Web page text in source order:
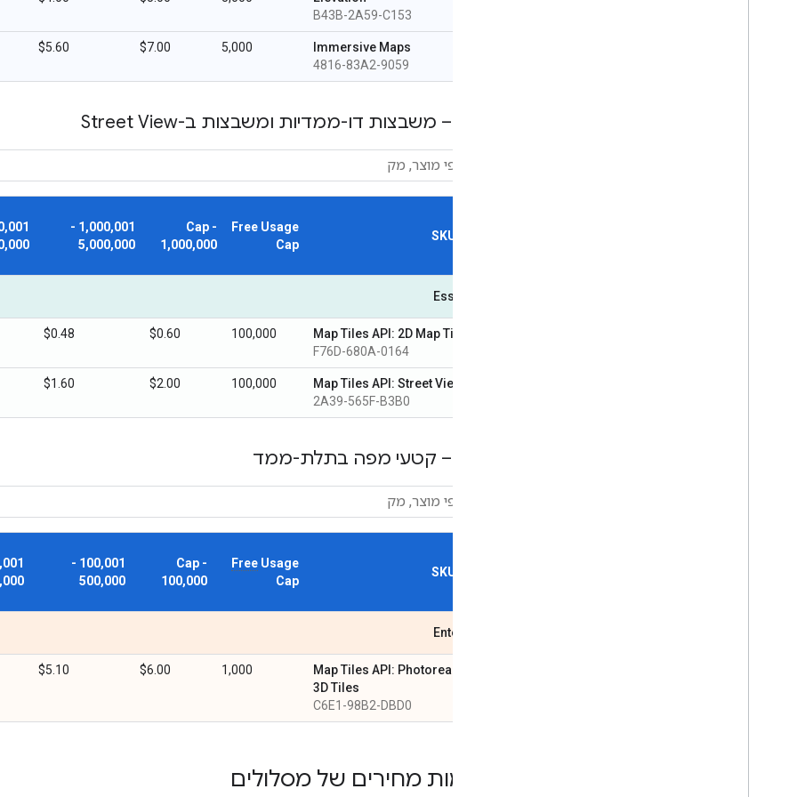
B43B-2A59-C153
Immersive Maps
4816-83A2-9059
5,000
$7.00
$5.60
מפות – משבצות דו-ממדיות ומשבצות ב-Street View
SKU Name
Free Usage
Cap
Cap -
1,000,000
1,000,001 -
5,000,000
Essentials
Map Tiles API: 2D Map Tiles
0164-F76D-680A
100,000
$0.60
$0.48
Map Tiles API: Street View Tiles
2A39-565F-B3B0
100,000
$2.00
$1.60
מפות – קטעי מפה בתלת-ממד
SKU Name
Free Usage
Cap
Cap -
100,000
100,001 -
500,000
Enterprise
Map Tiles API: Photorealistic
3D Tiles
C6E1-98B2-DBD0
1,000
$6.00
$5.10
רשימות מחירים של מסלולים